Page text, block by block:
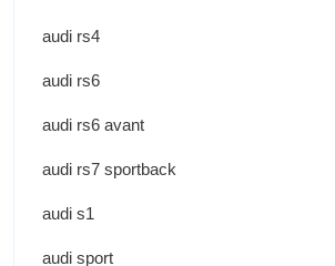
audi rs4
audi rs6
audi rs6 avant
audi rs7 sportback
audi s1
audi sport